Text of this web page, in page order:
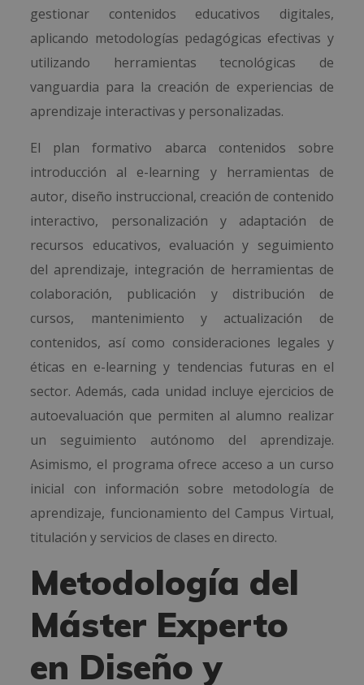
gestionar contenidos educativos digitales,
aplicando metodologías pedagógicas efectivas y
utilizando herramientas tecnológicas de
vanguardia para la creación de experiencias de
aprendizaje interactivas y personalizadas.
El plan formativo abarca contenidos sobre
introducción al e-learning y herramientas de
autor, diseño instruccional, creación de contenido
interactivo, personalización y adaptación de
recursos educativos, evaluación y seguimiento
del aprendizaje, integración de herramientas de
colaboración, publicación y distribución de
cursos, mantenimiento y actualización de
contenidos, así como consideraciones legales y
éticas en e-learning y tendencias futuras en el
sector. Además, cada unidad incluye ejercicios de
autoevaluación que permiten al alumno realizar
un seguimiento autónomo del aprendizaje.
Asimismo, el programa ofrece acceso a un curso
inicial con información sobre metodología de
aprendizaje, funcionamiento del Campus Virtual,
titulación y servicios de clases en directo.
Metodología del
Máster Experto
en Diseño y